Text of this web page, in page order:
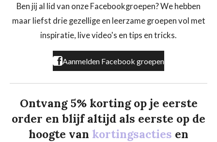
b
o
k
a
r
a
o
Ben jij al lid van onze Facebookgroepen? We hebben
maar liefst drie gezellige en leerzame groepen vol met
inspiratie, live video's en tips en tricks.
Aanmelden Facebook groepen
Ontvang 5% korting op je eerste
order en blijf altijd als eerste op de
hoogte van kortingsacties en